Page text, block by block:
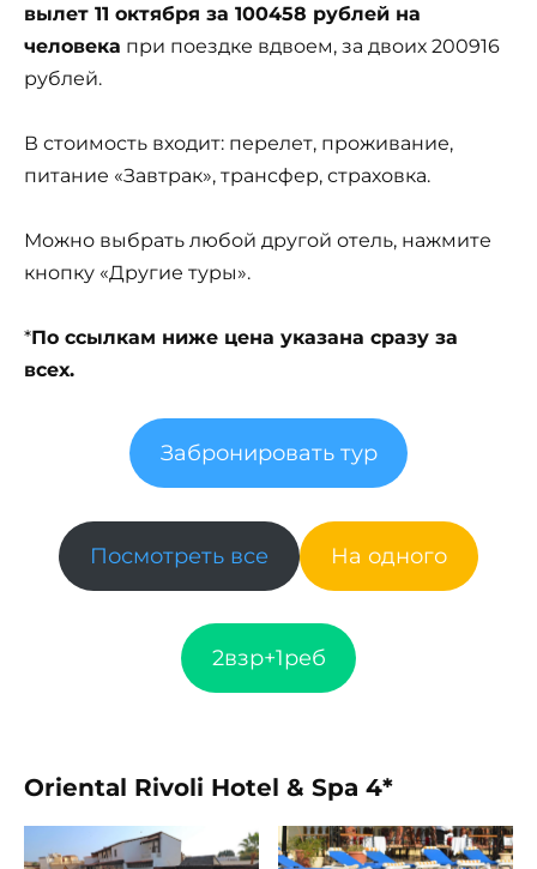
вылет 11 октября за 100458 рублей на
человека при поездке вдвоем, за двоих 200916
рублей.
В стоимость входит: перелет, проживание,
питание «Завтрак», трансфер, страховка.
Можно выбрать любой другой отель, нажмите
кнопку «Другие туры».
*По ссылкам ниже цена указана сразу за
всех.
Забронировать тур
Посмотреть все На одного
2взр+1реб
Oriental Rivoli Hotel & Spa 4*